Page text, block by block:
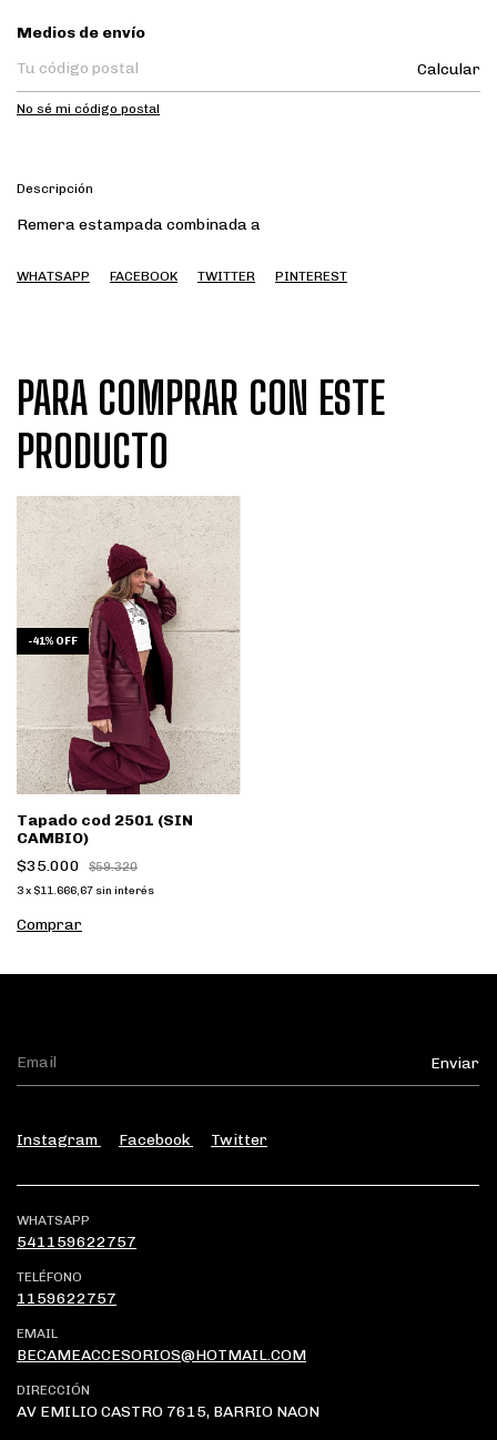
Entregas para el CP:
Medios de envío
Calcular
No sé mi código postal
Descripción
Remera estampada combinada a
WHATSAPP FACEBOOK TWITTER PINTEREST
PARA COMPRAR CON ESTE
PRODUCTO
-41% OFF
Tapado cod 2501 (SIN
CAMBIO)
$35.000
$59.320
3x $11.666,67 sin interés
Comprar
Instagram Facebook Twitter
WHATSAPP
541159622757
TELÉFONO
1159622757
EMAIL
BECAMEACCESORIOS@HOTMAIL.COM
DIRECCIÓN
AV EMILIO CASTRO 7615, BARRIO NAON